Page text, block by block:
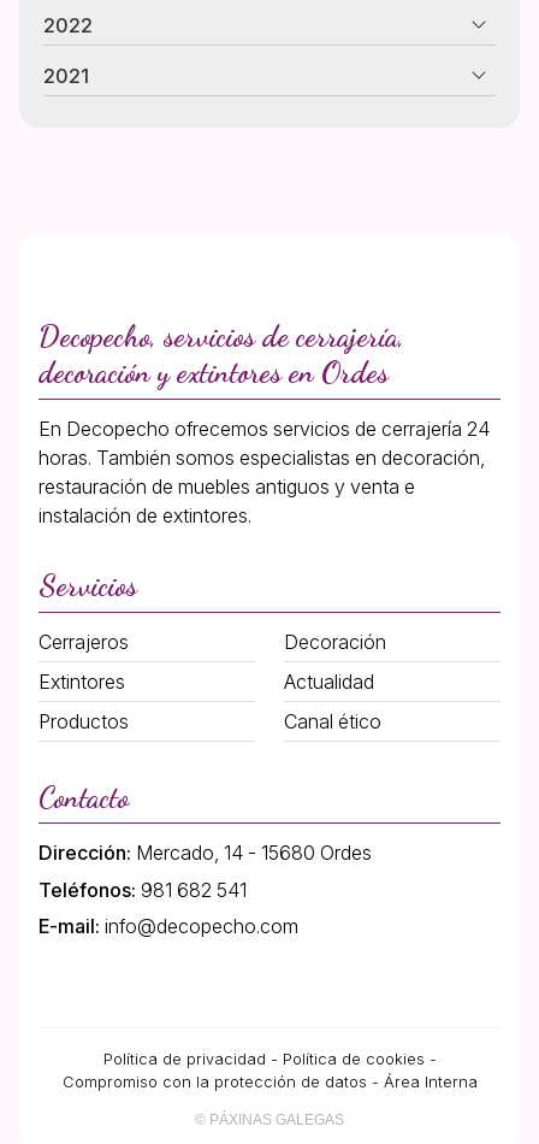
2022
2021
Decopecho, servicios de cerrajería,
decoración y extintores en Ordes
En Decopecho ofrecemos servicios de cerrajería 24
horas. También somos especialistas en decoración,
restauración de muebles antiguos y venta e
instalación de extintores.
Servicios
Cerrajeros
Decoración
Extintores
Actualidad
Productos
Canal ético
Contacto
Dirección: Mercado, 14 - 15680 Ordes
Teléfonos: 981 682 541
E-mail: info@decopecho.com
Política de privacidad - Política de cookies -
Compromiso con la protección de datos - Área Interna
© PÁXINAS GALEGAS